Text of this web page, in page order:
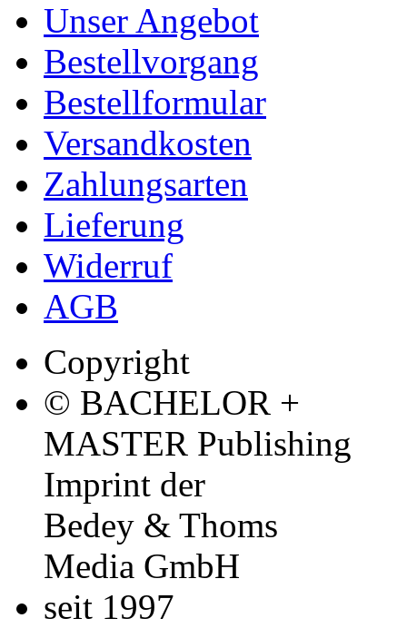
Unser Angebot
Bestellvorgang
Bestellformular
Versandkosten
Zahlungsarten
Lieferung
Widerruf
AGB
Copyright
© BACHELOR +
MASTER Publishing
Imprint der
Bedey & Thoms
Media GmbH
seit 1997